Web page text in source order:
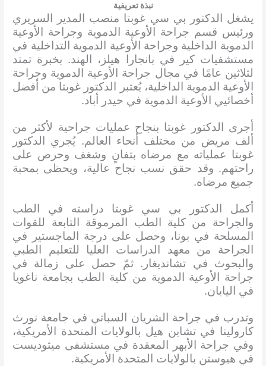
نبذة تعريفية
يشغل الدكتور بي سي غوبتا منصب المدير السريري
ورئيس قسم جراحة الأوعية الدموية وجراحة الأوعية
الدموية الداخلية وجراحة الأوعية الدموية التداخلية في
مستشفيات كير في بانجارا هيلز، الهند. بخبرة تمتد
لثلاثين عامًا في مجال جراحة الأوعية الدموية وجراحة
الأوعية الدموية الداخلية، يُعتبر الدكتور غوبتا من أفضل
أخصائيي الأوعية الدموية في حيدر أباد.
أجرى الدكتور غوبتا بنجاح عمليات جراحية لأكثر من
ألف مريض من مختلف أنحاء العالم. يُجري الدكتور
غوبتا عملياته مع مرضاه بتفانٍ وشغف وحرص على
راحتهم. وقد حقق نسب نجاح عالية، ويحظى بمحبة
جميع مرضاه.
أكمل الدكتور بي سي غوبتا دراسته في الطب
والجراحة من كلية الطب المرموقة التابعة للقوات
المسلحة في بونا، وحصل على درجة الماجستير في
الجراحة من معهد الدراسات العليا للتعليم الطبي
والبحوث في تشانديغار. ثمّ حصل على زمالة في
جراحة الأوعية الدموية من كلية الطب بجامعة ناغويا
في اليابان.
وتدرب في جراحة الشريان السباتي في جامعة نورث
كارولينا في تشابن هيل بالولايات المتحدة الأمريكية،
وفي جراحة الأبهر المعقدة في مستشفى ميثوديست
في هيوستن بالولايات المتحدة الأمريكية.